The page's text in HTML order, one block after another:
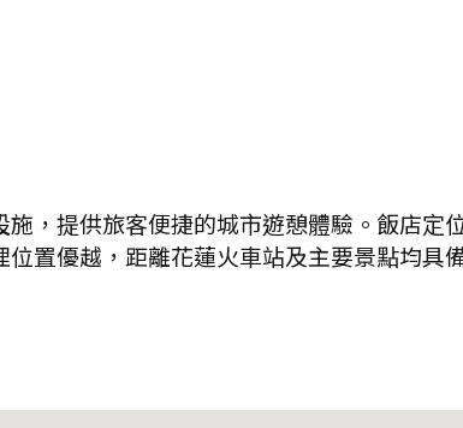
，提供旅客便捷的城市遊憩體驗。飯店定
置優越，距離花蓮火車站及主要景點均具